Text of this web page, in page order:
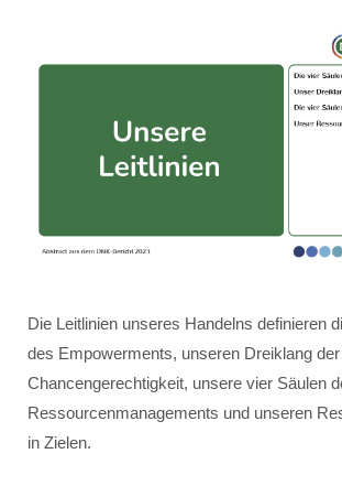
Die Leitlinien unseres Handelns definieren
des Empowerments, unseren Dreiklang der
Chancengerechtigkeit, unsere vier Säulen
Ressourcenmanagements und unseren
in Zielen.